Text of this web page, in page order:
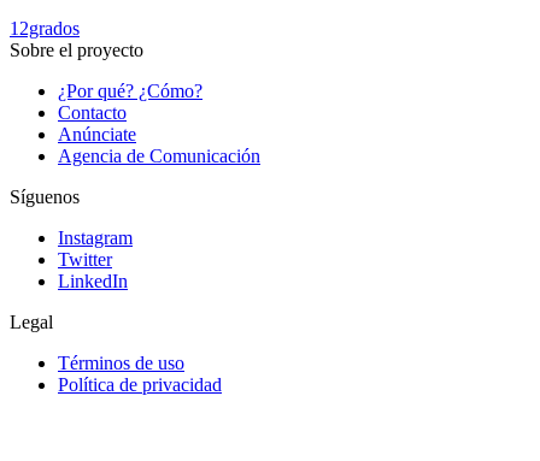
12grados
Sobre el proyecto
¿Por qué? ¿Cómo?
Contacto
Anúnciate
Agencia de Comunicación
Síguenos
Instagram
Twitter
LinkedIn
Legal
Términos de uso
Política de privacidad